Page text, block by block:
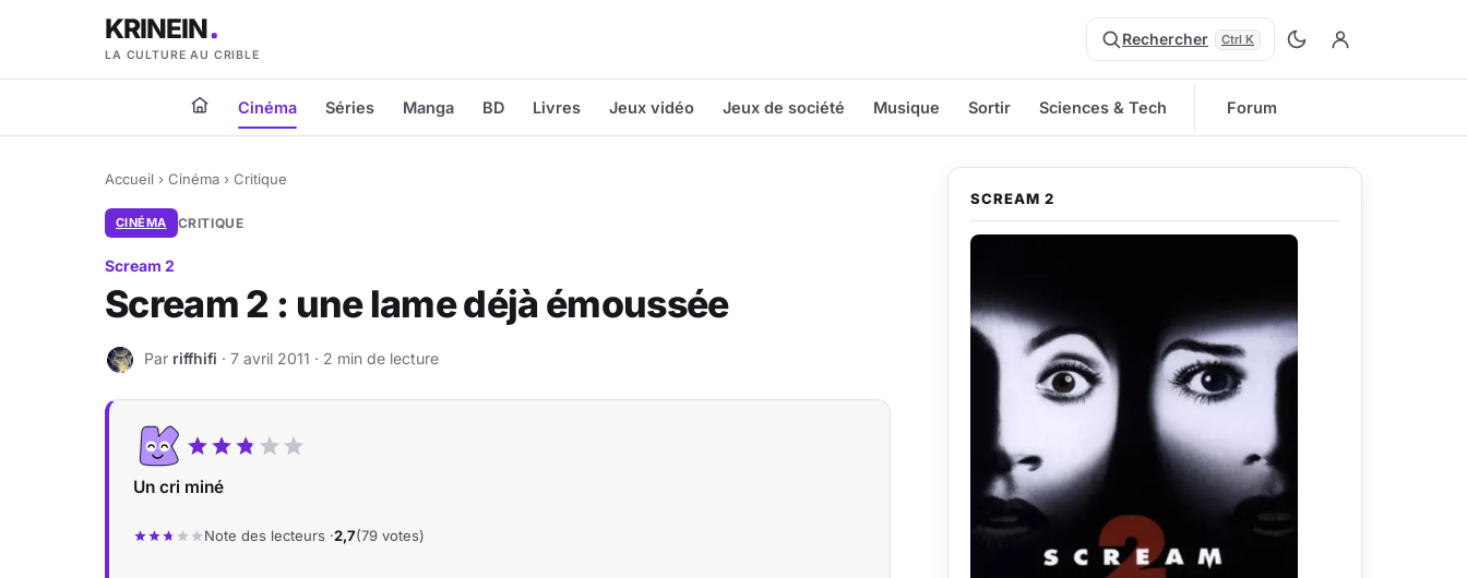
KRINEIN
LA CULTURE AU CRIBLE
Rechercher Ctrl K
Cinéma Séries Manga BD Livres Jeux vidéo Jeux de société Musique Sortir Sciences & Tech Forum
Accueil › Cinéma › Critique
CINÉMA CRITIQUE
Scream 2
Scream 2 : une lame déjà émoussée
R Par riffhifi · 7 avril 2011 · 2 min de lecture
Un cri miné
Note des lecteurs ·2,7(79 votes)
SCREAM 2